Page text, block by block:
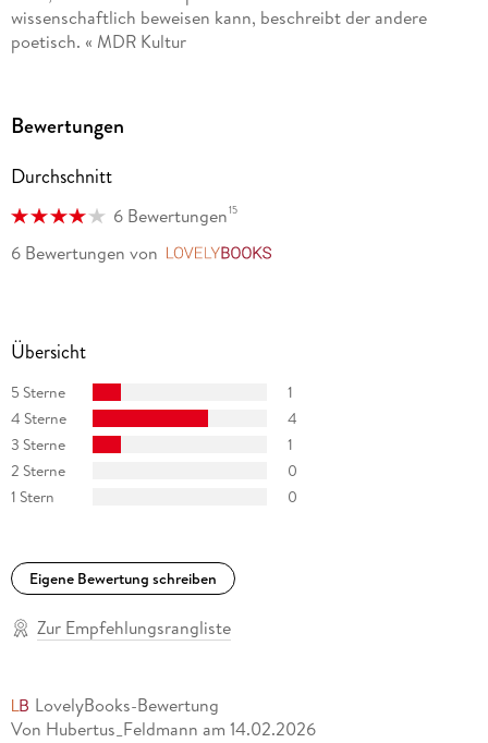
wissenschaftlich beweisen kann, beschreibt der andere
poetisch. « MDR Kultur
Bewertungen
Durchschnitt
6 Bewertungen15
6 Bewertungen von
Übersicht
5 Sterne
1
4 Sterne
4
3 Sterne
1
2 Sterne
0
1 Stern
0
Eigene Bewertung schreiben
Zur Empfehlungsrangliste
LovelyBooks-Bewertung
Von Hubertus_Feldmann am 14.02.2026